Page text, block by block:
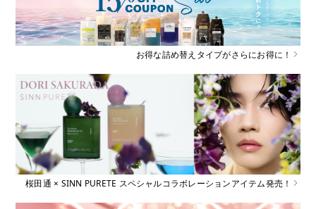
お得な詰め替えタイプがさらにお得に！
桜田通 × SINN PURETE スペシャルコラボレーションアイテム発売！